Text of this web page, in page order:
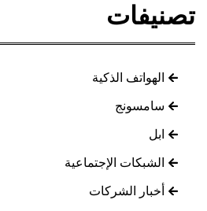
تصنيفات
الهواتف الذكية
سامسونج
ابل
الشبكات الإجتماعية
أخبار الشركات